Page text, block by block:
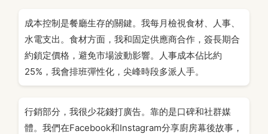
成本控制是餐廳生存的關鍵。我每月檢視食材、人事、
水電支出。食材方面，我和固定供應商合作，簽長期合
約鎖定價格，避免市場波動影響。人事成本佔比約
25%，我會排班彈性化，尖峰時段多派人手。
行銷部分，我很少花錢打廣告。靠的是口碑和社群媒
體。我們在Facebook和Instagram分享廚房幕後故事，